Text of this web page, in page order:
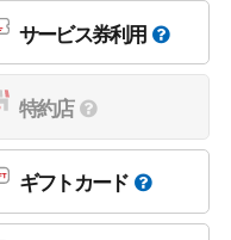
サービス券利用
特約店
ギフトカード